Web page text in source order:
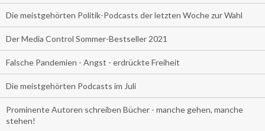
Die meistgehörten Politik-Podcasts der letzten Woche zur Wahl
Der Media Control Sommer-Bestseller 2021
Falsche Pandemien - Angst - erdrückte Freiheit
Die meistgehörten Podcasts im Juli
Prominente Autoren schreiben Bücher - manche gehen, manche
stehen!